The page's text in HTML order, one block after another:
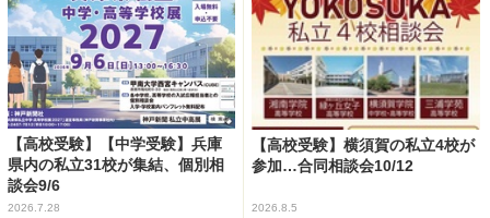
【高校受験】【中学受験】兵庫
県内の私立31校が集結、個別相
談会9/6
2026.7.28
【高校受験】横須賀の私立4校が
参加…合同相談会10/12
2026.8.5